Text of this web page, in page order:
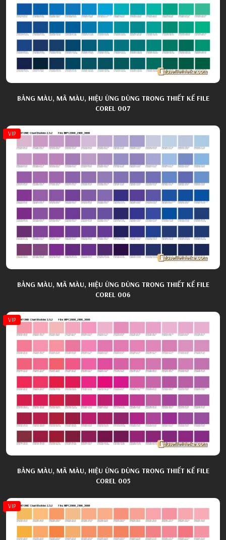
BẢNG MÀU, MÃ MÀU, HIỆU ỨNG DÙNG TRONG THIẾT KẾ FILE
COREL 007
VIP
BẢNG MÀU, MÃ MÀU, HIỆU ỨNG DÙNG TRONG THIẾT KẾ FILE
COREL 006
VIP
BẢNG MÀU, MÃ MÀU, HIỆU ỨNG DÙNG TRONG THIẾT KẾ FILE
COREL 005
VIP